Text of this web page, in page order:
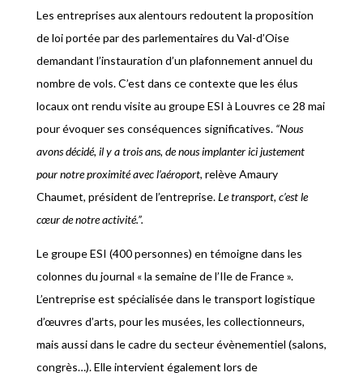
Les entreprises aux alentours redoutent la proposition
de loi portée par des parlementaires du Val-d’Oise
demandant l’instauration d’un plafonnement annuel du
nombre de vols. C’est dans ce contexte que les élus
locaux ont rendu visite au groupe ESI à Louvres ce 28 mai
pour évoquer ses conséquences significatives. “Nous
avons décidé, il y a trois ans, de nous implanter ici justement
pour notre proximité avec l’aéroport, relève Amaury
Chaumet, président de l’entreprise.Le transport, c’est le
cœur de notre activité.”.
Le groupe ESI (400 personnes) en témoigne dans les
colonnes du journal « la semaine de l’Ile de France ».
L’entreprise est spécialisée dans le transport logistique
d’œuvres d’arts, pour les musées, les collectionneurs,
mais aussi dans le cadre du secteur évènementiel (salons,
congrès…). Elle intervient également lors de